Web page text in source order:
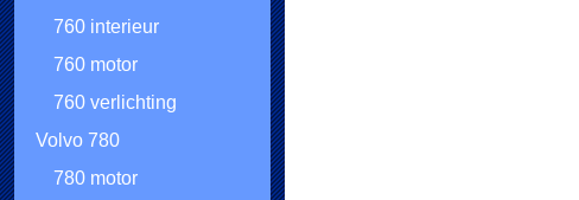
760 interieur
760 motor
760 verlichting
Volvo 780
780 motor